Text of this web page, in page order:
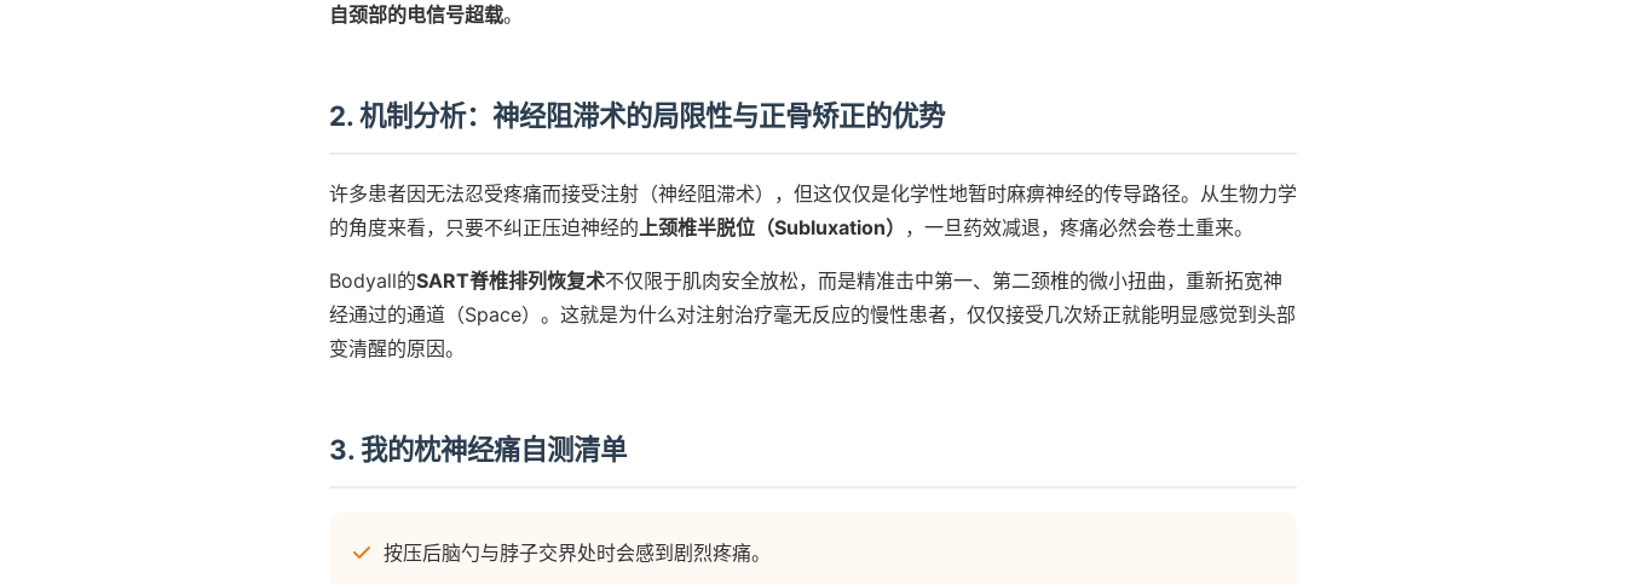
自颈部的电信号超载。
2. 机制分析：神经阻滞术的局限性与正骨矫正的优势
许多患者因无法忍受疼痛而接受注射（神经阻滞术），但这仅仅是化学性地暂时麻痹神经的传导路径。从生物力学
的角度来看，只要不纠正压迫神经的上颈椎半脱位（Subluxation） ，一旦药效减退，疼痛必然会卷土重来。
Bodyall的SART脊椎排列恢复术不仅限于肌肉安全放松，而是精准击中第一、第二颈椎的微小扭曲，重新拓宽神
经通过的通道（Space）。这就是为什么对注射治疗毫无反应的慢性患者，仅仅接受几次矫正就能明显感觉到头部
变清醒的原因。
3. 我的枕神经痛自测清单
按压后脑勺与脖子交界处时会感到剧烈疼痛。